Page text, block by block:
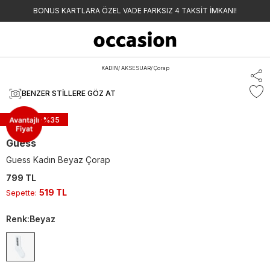
BONUS KARTLARA ÖZEL VADE FARKSIZ 4 TAKSİT İMKANI!
KADIN/ AKSESUAR/ Çorap
BENZER STILLERE GÖZ AT
Sepette -%35
Guess
Guess Kadın Beyaz Çorap
799 TL
Sepette: 519 TL
Renk:Beyaz